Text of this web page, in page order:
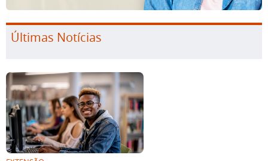
Últimas Notícias